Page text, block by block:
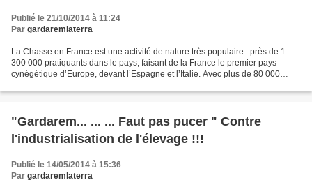
Publié le 21/10/2014 à 11:24
Par gardaremlaterra
La Chasse en France est une activité de nature très populaire : près de 1
300 000 pratiquants dans le pays, faisant de la France le premier pays
cynégétique d’Europe, devant l’Espagne et l’Italie. Avec plus de 80 000
"Gardarem... ... ... Faut pas pucer " Contre
l'industrialisation de l'élevage !!!
Publié le 14/05/2014 à 15:36
Par gardaremlaterra